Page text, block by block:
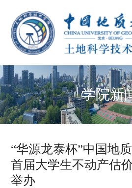
学院新
“华源龙泰杯”中国地
首届大学生不动产估
举办